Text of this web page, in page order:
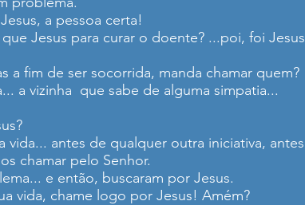
a pessoa certa!
Jesus para curar o doente? ...poi, foi Jesus
fim de ser socorrida, manda chamar quem?
a vizinha que sabe de alguma simpatia...
vida... antes de qualquer outra iniciativa, antes
chamar pelo Senhor.
e então, buscaram por Jesus.
vida, chame logo por Jesus! Amém?